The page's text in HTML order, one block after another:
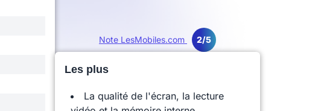
Note LesMobiles.com 2/5
Les plus
La qualité de l'écran, la lecture